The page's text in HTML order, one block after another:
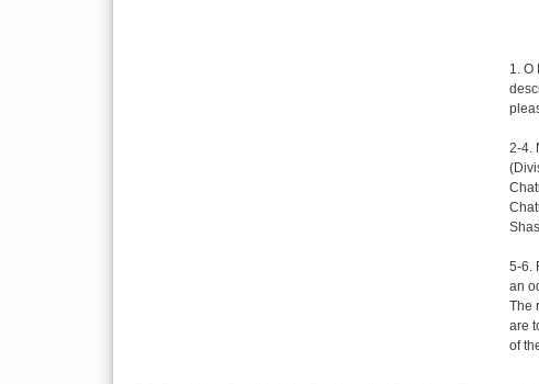
1. O
2-4.
5-6.
an
The
are
of